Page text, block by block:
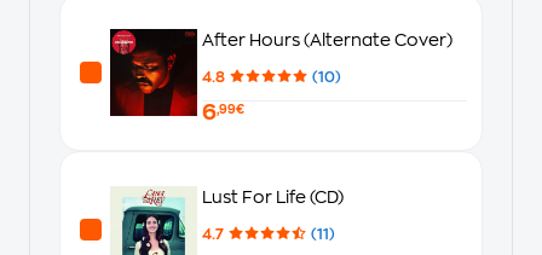
After Hours (Alternate Cover)
4.8 (10)
6,99€
Lust For Life (CD)
4.7 (11)